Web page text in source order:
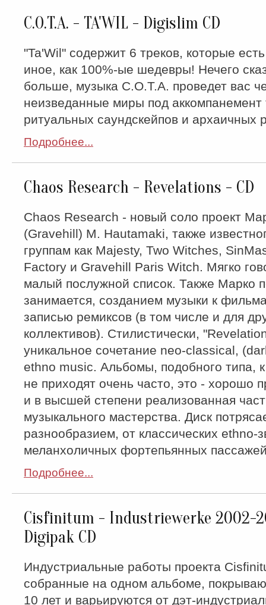
C.O.T.A. - TA'WIL - Digislim CD
"Ta'Wil" содержит 6 треков, которые
иное, как 100%-ые шедевры! Нечего
больше, музыка C.O.T.A. проведет вас
неизведанные миры под
ритуальных саундскейпов и архаичных
Подробнее...
Chaos Research - Revelations - CD
Chaos Research - новый соло проект
(Gravehill) М. Hautamaki, также
группам как Majesty, Two Witches,
Factory и Gravehill Paris Witch. Мягко
малый послужной список. Также Марко
занимается, созданием музыки к
записью ремиксов (в том числе и для
коллективов). Стилистически,
уникальное сочетание neo-classical,
ethno music. Альбомы, подобного типа,
не приходят очень часто, это - хорошо
и в высшей степени реализованная
музыкального мастерства. Диск
разнообразием, от классических ethno-
меланхоличных фортепьянных
Подробнее...
Cisfinitum - Industriewerke 2002-
Digipak CD
Индустриальные работы проекта
собранные на одном альбоме,
10 лет и варьируются от дэт-